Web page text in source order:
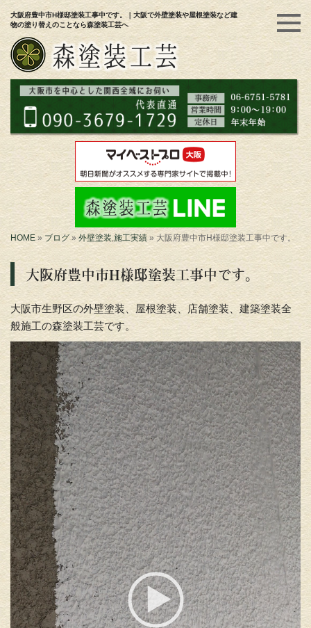
大阪府豊中市H様邸塗装工事中です。｜大阪で外壁塗装や屋根塗装など建
物の塗り替えのことなら森塗装工芸へ
HOME » ブログ» 外壁塗装 施工実績 » 大阪府豊中市H様邸塗装工事中です。
大阪府豊中市H様邸塗装工事中です。
大阪市生野区の外壁塗装、屋根塗装、店舗塗装、建築塗装全
般施工の森塗装工芸です。​
動
画
プ
レ
ー
ヤ
ー